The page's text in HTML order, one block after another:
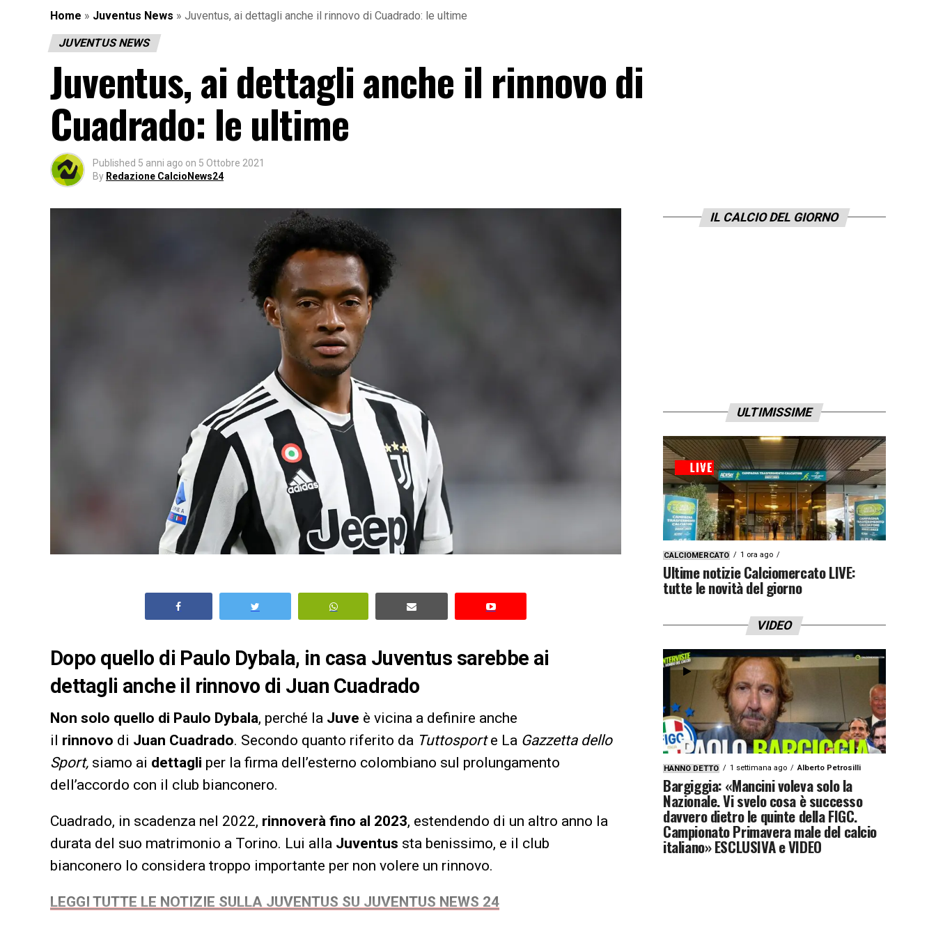
Home » Juventus News » Juventus, ai dettagli anche il rinnovo di Cuadrado: le ultime
JUVENTUS NEWS
Juventus, ai dettagli anche il rinnovo di
Cuadrado: le ultime
Published 5 anni ago on 5 Ottobre 2021
By Redazione CalcioNews24
Dopo quello di Paulo Dybala, in casa Juventus sarebbe ai
dettagli anche il rinnovo di Juan Cuadrado
Non solo quello di Paulo Dybala, perché la Juve è vicina a definire anche
il rinnovo di Juan Cuadrado. Secondo quanto riferito da Tuttosporte La Gazzetta dello
Sport, siamo ai dettagli per la firma dell’esterno colombiano sul prolungamento
dell’accordo con il club bianconero.
Cuadrado, in scadenza nel 2022, rinnoverà fino al 2023, estendendo di un altro anno la
durata del suo matrimonio a Torino. Lui alla Juventus sta benissimo, e il club
bianconero lo considera troppo importante per non volere un rinnovo.
LEGGI TUTTE LE NOTIZIE SULLA JUVENTUS SU JUVENTUS NEWS 24
IL CALCIO DEL GIORNO
ULTIMISSIME
CALCIOMERCATO 1 ora ago
Ultime notizie Calciomercato LIVE:
tutte le novità del giorno
VIDEO
HANNO DETTO 1 settimana ago Alberto Petrosilli
Bargiggia: «Mancini voleva solo la
Nazionale. Vi svelo cosa è successo
davvero dietro le quinte della FIGC.
Campionato Primavera male del calcio
italiano» ESCLUSIVA e VIDEO